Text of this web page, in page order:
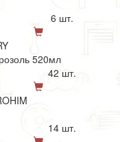
6 шт.
520мл
42 шт.
14 шт.